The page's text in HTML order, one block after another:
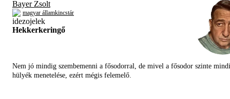
Bayer Zsolt
magyar államkincstár
Hekkerkeringő
Nem jó mindig szembemenni a fősodorral, de mivel a fősodor szinte
hülyék menetelése, ezért mégis felemelő.